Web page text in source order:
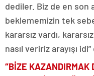
dediler. Biz de en son
beklememizin tek
kararsız vardı,
nasıl veririz arayışı idi”
“BİZE KAZANDIRMAK